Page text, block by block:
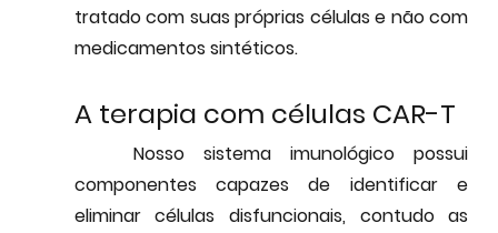
tratado com suas próprias células e não com
medicamentos sintéticos.
A terapia com células CAR-T
componentes capazes de identificar e
eliminar células disfuncionais, contudo as